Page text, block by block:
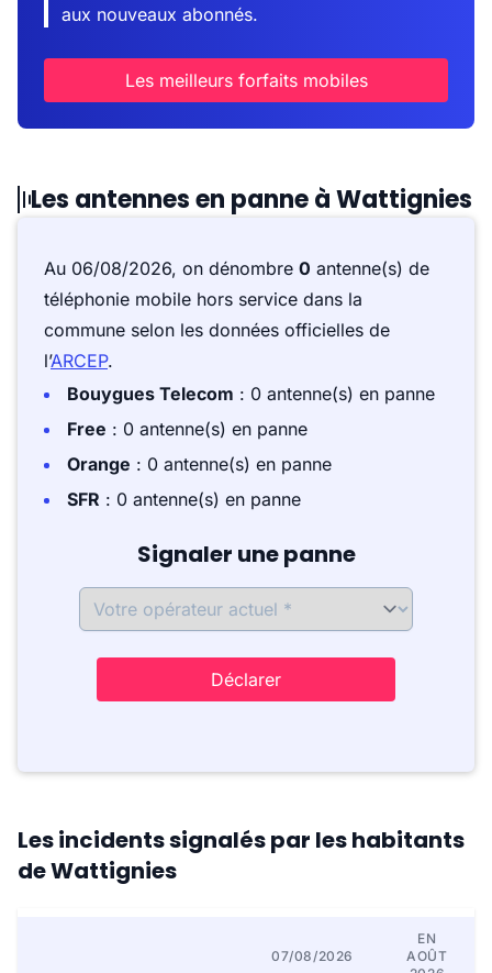
aux nouveaux abonnés.
Les meilleurs forfaits mobiles
Les antennes en panne à Wattignies
Au 06/08/2026, on dénombre 0 antenne(s) de
téléphonie mobile hors service dans la
commune selon les données officielles de
l’ARCEP.
Bouygues Telecom : 0 antenne(s) en panne
Free : 0 antenne(s) en panne
Orange : 0 antenne(s) en panne
SFR : 0 antenne(s) en panne
Signaler une panne
Déclarer
Les incidents signalés par les habitants
de Wattignies
07/08/2026
EN
AOÛT